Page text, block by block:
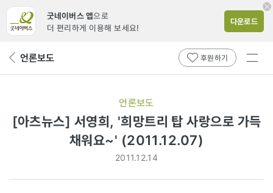
굿네이버스 앱으로
더 편리하게 이용해 보세요!
다운로드
뒤 언론보도 후원하기
전체
언론보도
[아츠뉴스] 서영희, '희망트리 탑 사랑으로 가득
채워요~' (2011.12.07)
2011.12.14